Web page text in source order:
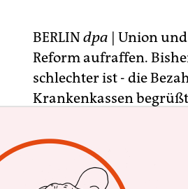
BERLIN dpa | Union
Reform aufraffen.
schlechter ist - die
Krankenkassen
Künftig solle besser
machen gute Qualität
sagte der SPD-